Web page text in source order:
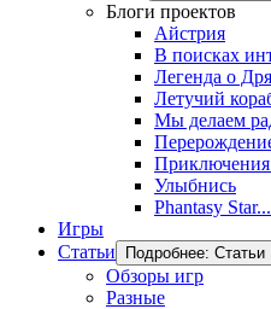
Блоги проектов
Айстрия
В поисках
Легенда о
Летучий
Мы делаем
Приключения
Улыбнись
Phantasy
Игры
Статьи
Подробнее: Статьи
Обзоры игр
Разные